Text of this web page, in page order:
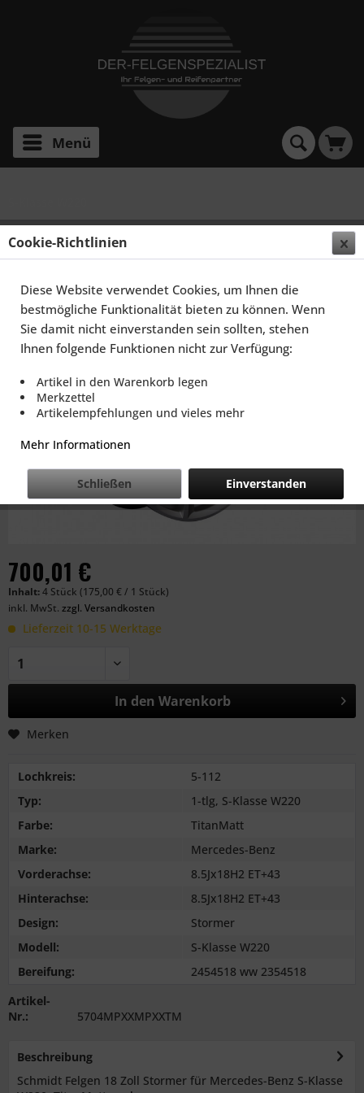
Menü
SCHMIDT FELGEN 18 ZOLL STORMER FÜR
MERCEDES-BENZ S-KLASSE W220, TITANMATT
700,01 €
Inhalt:4 Stück (175,00 € / 1 Stück)
inkl. MwSt. zzgl. Versandkosten
Lieferzeit 10-15 Werktage
In den Warenkorb
Merken
Lochkreis:
5-112
Typ:
1-tlg, S-Klasse W220
Farbe:
TitanMatt
Marke:
Mercedes-Benz
Vorderachse:
8.5Jx18H2 ET+43
Hinterachse:
8.5Jx18H2 ET+43
Design:
Stormer
Modell:
S-Klasse W220
Bereifung:
2454518 ww 2354518
Artikel-
Nr.:
5704MPXXMPXXTM
Beschreibung
Schmidt Felgen 18 Zoll Stormer für Mercedes-Benz S-Klasse
Cookie-Richtlinien
Diese Website verwendet Cookies, um Ihnen die
bestmögliche Funktionalität bieten zu können. Wenn
Sie damit nicht einverstanden sein sollten, stehen
Ihnen folgende Funktionen nicht zur Verfügung:
Artikel in den Warenkorb legen
Merkzettel
Artikelempfehlungen und vieles mehr
Mehr Informationen
Einverstanden
Schließen